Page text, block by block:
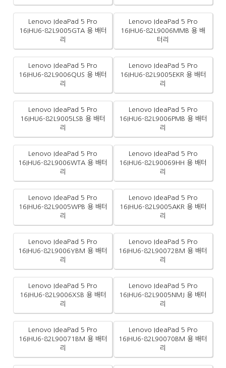
Lenovo IdeaPad 5 Pro
16IHU6-82L9005GTA 용 배터
리
Lenovo IdeaPad 5 Pro
16IHU6-82L9006MMB 용 배
터리
Lenovo IdeaPad 5 Pro
16IHU6-82L9006QUS 용 배터
리
Lenovo IdeaPad 5 Pro
16IHU6-82L9005EKR 용 배터
리
Lenovo IdeaPad 5 Pro
16IHU6-82L9005LSB 용 배터
리
Lenovo IdeaPad 5 Pro
16IHU6-82L9006PMB 용 배터
리
Lenovo IdeaPad 5 Pro
16IHU6-82L9006WTA 용 배터
리
Lenovo IdeaPad 5 Pro
16IHU6-82L90069HH 용 배터
리
Lenovo IdeaPad 5 Pro
16IHU6-82L9005WPB 용 배터
리
Lenovo IdeaPad 5 Pro
16IHU6-82L9005AKR 용 배터
리
Lenovo IdeaPad 5 Pro
16IHU6-82L9006YBM 용 배터
리
Lenovo IdeaPad 5 Pro
16IHU6-82L90072BM 용 배터
리
Lenovo IdeaPad 5 Pro
16IHU6-82L9006XSB 용 배터
리
Lenovo IdeaPad 5 Pro
16IHU6-82L9005NMJ 용 배터
리
Lenovo IdeaPad 5 Pro
16IHU6-82L90071BM 용 배터
리
Lenovo IdeaPad 5 Pro
16IHU6-82L90070BM 용 배터
리